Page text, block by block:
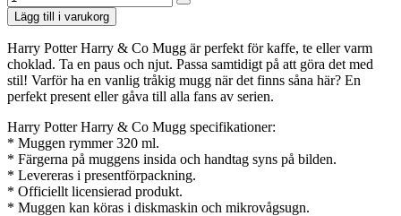
Lägg till i varukorg
Harry Potter Harry & Co Mugg är perfekt för kaffe, te eller varm
choklad. Ta en paus och njut. Passa samtidigt på att göra det med
stil! Varför ha en vanlig tråkig mugg när det finns såna här? En
perfekt present eller gåva till alla fans av serien.
Harry Potter Harry & Co Mugg specifikationer:
* Muggen rymmer 320 ml.
* Färgerna på muggens insida och handtag syns på bilden.
* Levereras i presentförpackning.
* Officiellt licensierad produkt.
* Muggen kan köras i diskmaskin och mikrovågsugn.